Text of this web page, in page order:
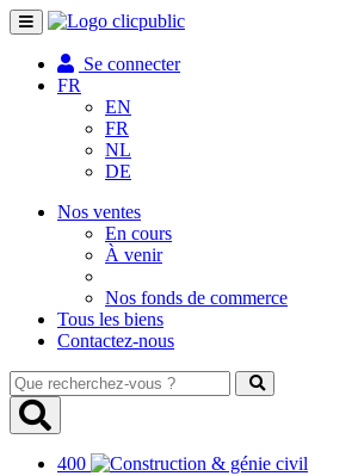
Toggle
navigation
Se connecter
FR
EN
FR
NL
DE
Nos ventes
En cours
À venir
Nos fonds de commerce
Tous les biens
Contactez-nous
Que
recherchez-
vous
400